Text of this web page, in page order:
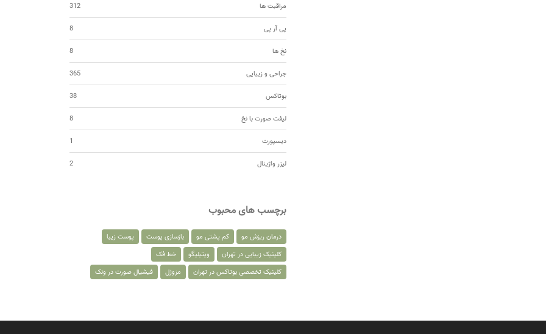
مراقبت ها 312
پی آر پی 8
نخ ها 8
جراحی و زیبایی 365
بوتاکس 38
لیفت صورت با نخ 8
دیسپورت 1
لیزر واژینال 2
برچسب های محبوب
درمان ریزش مو کم پشتی مو بازسازی پوست
پوست زیبا
کلینیک زیبایی در تهران
ویتیلیگو
خط فک
کلینیک تخصصی بوتاکس در تهران
مزوژل فیشیال صورت در ونک